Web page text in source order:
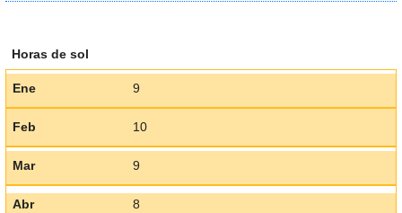
Horas de sol
Ene 9
Feb 10
Mar 9
Abr 8